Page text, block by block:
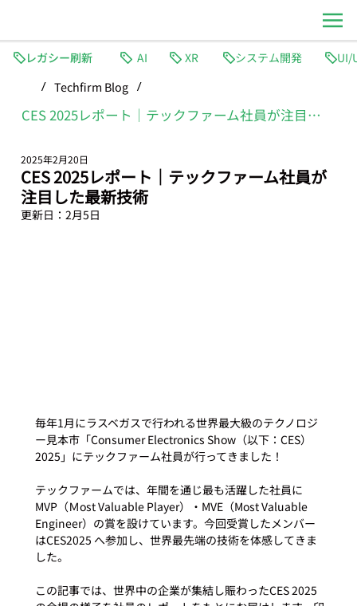
レガシー刷新 AI XR
システム開発
/ Techfirm Blog /
CES 2025レポート｜テックファーム社員が注目した最新技術
CES 2025レポート｜テックファーム社員が
注目した最新技術
2025年2月20日
更新日： 2月5日
毎年1月にラスベガスで行われる世界最大級のテクノロジ
ー見本市「Consumer Electronics Show（以下：CES）
2025」にテックファーム社員が行ってきました！
テックファームでは、年間を通じ最も活躍した社員に
MVP（Ｍost Valuable Player）・MVE（Most Valuable
Engineer）の賞を設けています。今回受賞したメンバー
はCES2025 へ参加し、世界最先端の技術を体感してきま
した。
この記事では、世界中の企業が集結し賑わったCES 2025